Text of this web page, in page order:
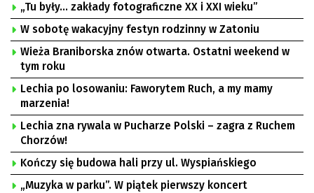
„Tu były… zakłady fotograficzne XX i XXI wieku”
W sobotę wakacyjny festyn rodzinny w Zatoniu
Wieża Braniborska znów otwarta. Ostatni weekend w
tym roku
Lechia po losowaniu: Faworytem Ruch, a my mamy
marzenia!
Lechia zna rywala w Pucharze Polski – zagra z Ruchem
Chorzów!
Kończy się budowa hali przy ul. Wyspiańskiego
„Muzyka w parku”. W piątek pierwszy koncert